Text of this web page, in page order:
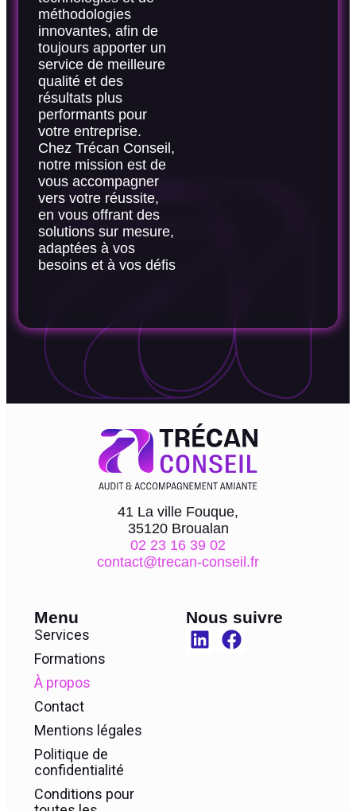
méthodologies
innovantes, afin de
toujours apporter un
service de meilleure
qualité et des
résultats plus
performants pour
votre entreprise.
Chez Trécan Conseil,
notre mission est de
vous accompagner
vers votre réussite,
en vous offrant des
solutions sur mesure,
adaptées à vos
besoins et à vos défis
41 La ville Fouque,
35120 Broualan
02 23 16 39 02
contact@trecan-conseil.fr
Menu
Services
Formations
À propos
Contact
Mentions légales
Politique de
confidentialité
Conditions pour
Nous suivre